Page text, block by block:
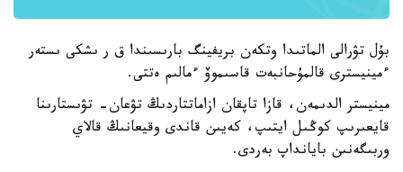
بۇل تۋرالى الماتىدا وتكەن بريفينگ بارىسىندا ق ر ىشكى ىستەر
ءمينيسترى قالمۇحانبەت قاسىموۆ ءمالىم ەتتى.
مينيستر الدىمەن، قازا تاپقان ازاماتتاردىڭ تۋعان- تۋىستارىنا
قايعىرىپ كوڭىل ايتىپ، كەيىن قاندى وقيعانىڭ قالاي
وربىگەنىن بايانداپ بەردى.